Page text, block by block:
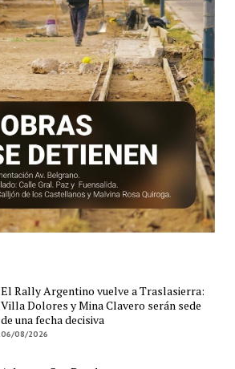
El Rally Argentino vuelve a Traslasierra:
Villa Dolores y Mina Clavero serán sede
de una fecha decisiva
06/08/2026